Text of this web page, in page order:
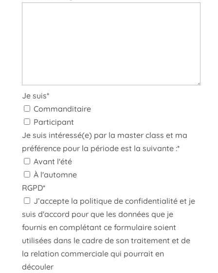
Je suis*
Commanditaire
Participant
Je suis intéressé(e) par la master class et ma
préférence pour la période est la suivante :*
Avant l'été
À l'automne
RGPD*
J’accepte la politique de confidentialité et je
suis d'accord pour que les données que je
fournis en complétant ce formulaire soient
utilisées dans le cadre de son traitement et de
la relation commerciale qui pourrait en
découler